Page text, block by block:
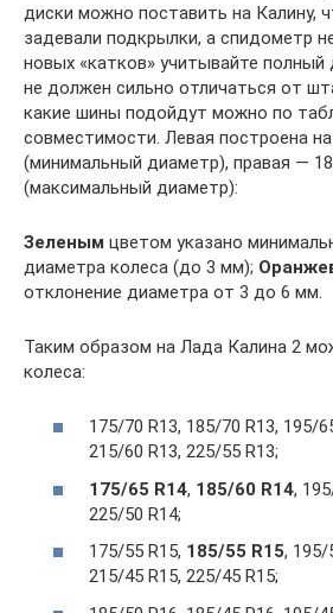
диски можно поставить на Калину,
задевали подкрылки, а спидометр
новых «катков» учитывайте полный
не должен сильно отличаться от
какие шины подойдут можно по
совместимости. Левая построена
(минимальный диаметр), правая —
(максимальный диаметр):
Зеленым цветом указано
диаметра колеса (до 3 мм);
отклонение диаметра от 3 до 6 мм.
Таким образом на Лада Калина 2
колеса:
175/70 R13, 185/70 R13, 195/
215/60 R13, 225/55 R13;
175/65 R14, 185/60 R14,
225/50 R14;
175/55 R15, 185/55 R15, 195/
215/45 R15, 225/45 R15;